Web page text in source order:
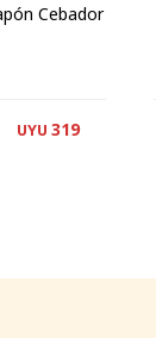
Cebador
UYU 319